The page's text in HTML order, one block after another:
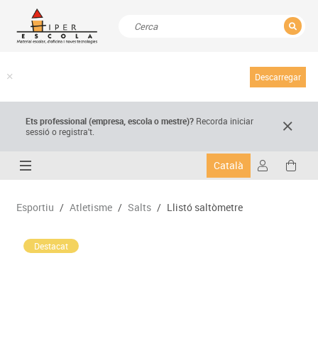
Descarregar
Ets professional (empresa,escola o mestre)? Recorda iniciar
sessió o registra't.
Català
Esportiu / Atletisme / Salts / Llistó saltòmetre
Destacat